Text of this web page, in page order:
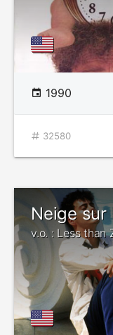
1990
32580
Neige sur
v.o. : Less than